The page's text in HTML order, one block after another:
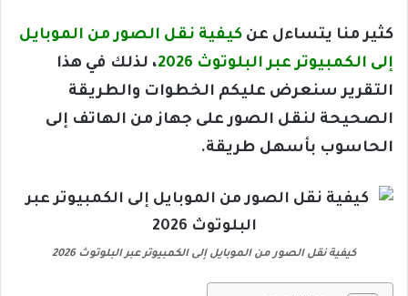
كثير منا يتساءل عن كيفية نقل الصور من الموبايل
إلى الكمبيوتر عبر البلوتوث 2026
، لذلك في هذا
التقرير سنعرض عليكم الخطوات والطريقة
الصحيحة لنقل الصور على جهاز من الهاتف إلى
الحاسوب بأسهل طريقة.
كيفية نقل الصور من الموبايل إلى الكمبيوتر عبر البلوتوث 2026